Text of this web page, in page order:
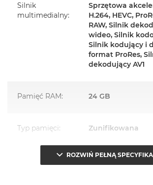
Przewód USB‑C do ładowania
PASUJE WSZĘDZIE– Ten zaskakująco
zrobisz więcej szybciej. Bawisz się czy
Silnik
multimedialny:
Sprzętowa
H.264, HEVC,
RAW, Silnik
wideo, Silnik
Silnik kodujący i
format ProRes,
dekodujący AV1
Pamięć RAM: 24 GB
Typ pamięci: Zunifikowana
Przepustowość
120 GB/s
ROZWIŃ PEŁNĄ